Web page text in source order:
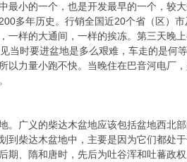
最小的一个，也是开发最早的一个，较
多年历史。行销全国近20个省（区）
一样的大通间，一样的挨冻。第三天晚
当时要进盆地是多么艰难，车走的是
以力量小跑不快。当晚住在巴音河电厂
。广义的柴达木盆地应该包括盆地西北
到柴达木盆地中，主要是因为它们都处
期、隋和唐时，先后为吐谷浑和吐蕃政